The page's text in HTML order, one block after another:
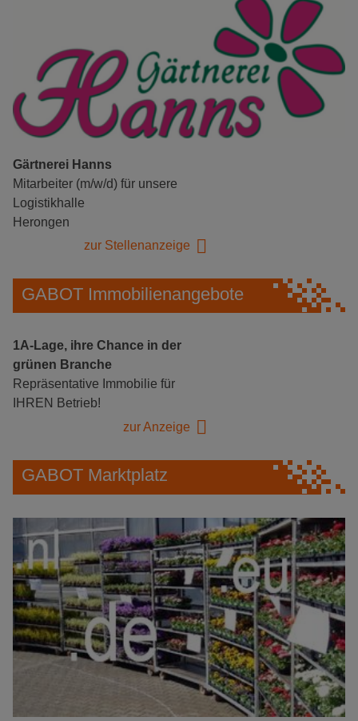
Gärtnerei Hanns
Mitarbeiter (m/w/d) für unsere
Logistikhalle
Herongen
zur Stellenanzeige
GABOT Immobilienangebote
1A-Lage, ihre Chance in der
grünen Branche
Repräsentative Immobilie für
IHREN Betrieb!
zur Anzeige
GABOT Marktplatz